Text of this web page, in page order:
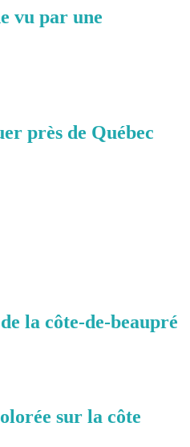
vu par une
près de Québec
la côte-de-beaupré
sur la côte